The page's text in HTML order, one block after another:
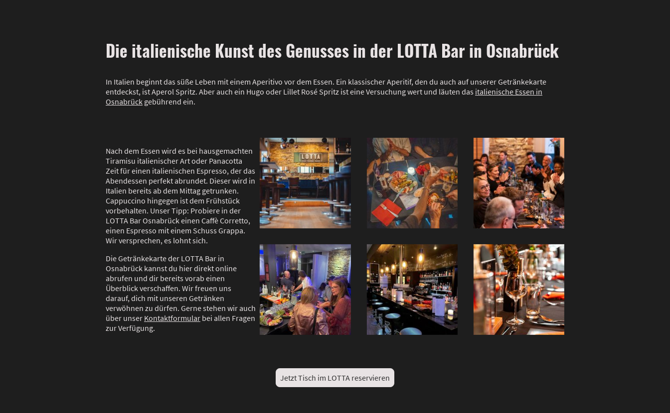
Die italienische Kunst des Genusses in der LOTTA Bar in Osnabrück
In Italien beginnt das süße Leben mit einem Aperitivo vor dem Essen. Ein klassischer Aperitif, den du auch auf unserer Getränkekarte
entdeckst, ist Aperol Spritz. Aber auch ein Hugo oder Lillet Rosé Spritz ist eine Versuchung wert und läuten das italienische Essen in
Osnabrück gebührend ein.
Nach dem Essen wird es bei hausgemachten
Tiramisu italienischer Art oder Panacotta
Zeit für einen italienischen Espresso, der das
Abendessen perfekt abrundet. Dieser wird in
Italien bereits ab dem Mittag getrunken.
Cappuccino hingegen ist dem Frühstück
vorbehalten. Unser Tipp: Probiere in der
LOTTA Bar Osnabrück einen Caffè Corretto,
einen Espresso mit einem Schuss Grappa.
Wir versprechen, es lohnt sich.
Die Getränkekarte der LOTTA Bar in
Osnabrück kannst du hier direkt online
abrufen und dir bereits vorab einen
Überblick verschaffen. Wir freuen uns
darauf, dich mit unseren Getränken
verwöhnen zu dürfen. Gerne stehen wir auch
über unser Kontaktformular bei allen Fragen
zur Verfügung.
Jetzt Tisch im LOTTA reservieren